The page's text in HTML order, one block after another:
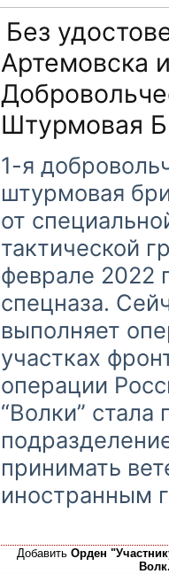
Без
Артемовска
Штурмовая
1-я
штурмовая
от
тактической
феврале 2022
спецназа.
выполняет
участках
операции
“Волки”
принимать
иностранным
Добавить Орден